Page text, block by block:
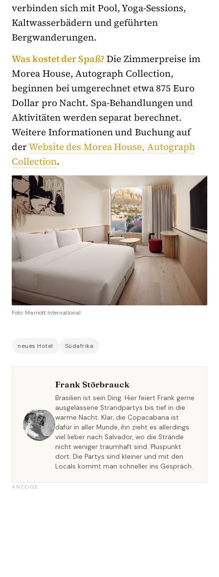
verbinden sich mit Pool, Yoga-Sessions,
Kaltwasserbädern und geführten
Bergwanderungen.
Was kostet der Spaß?Die Zimmerpreise im
Morea House, Autograph Collection,
beginnen bei umgerechnet etwa 875 Euro
Dollar pro Nacht. Spa-Behandlungen und
Aktivitäten werden separat berechnet.
Weitere Informationen und Buchung auf
derWebsite des Morea House, Autograph
Collection.
Foto: Marriott International
neues Hotel Südafrika
Frank Störbrauck
Brasilien ist sein Ding. Hier feiert Frank gerne
ausgelassene Strandpartys bis tief in die
warme Nacht. Klar, die Copacabana ist
dafür in aller Munde, ihn zieht es allerdings
viel lieber nach Salvador, wo die Strände
nicht weniger traumhaft sind. Pluspunkt
dort: Die Partys sind kleiner und mit den
Locals kommt man schneller ins Gespräch.
ANZEIGE